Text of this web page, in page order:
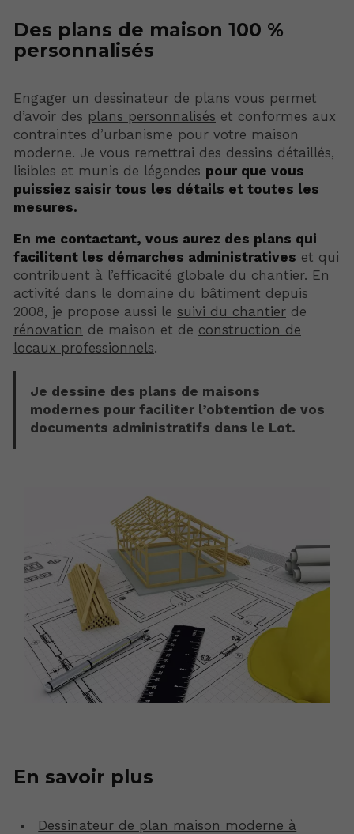
Des plans de maison 100 %
personnalisés
Engager un dessinateur de plans vous permet
d’avoir des plans personnalisés et conformes aux
contraintes d’urbanisme pour votre maison
moderne. Je vous remettrai des dessins détaillés,
lisibles et munis de légendes pour que vous
puissiez saisir tous les détails et toutes les
mesures.
En me contactant, vous aurez des plans qui
facilitent les démarches administratives et qui
contribuent à l’efficacité globale du chantier. En
activité dans le domaine du bâtiment depuis
2008, je propose aussi le suivi du chantier de
rénovation de maison et de construction de
locaux professionnels.
Je dessine des plans de maisons
modernes pour faciliter l’obtention de vos
documents administratifs dans le Lot.
En savoir plus
Dessinateur de plan maison moderne à